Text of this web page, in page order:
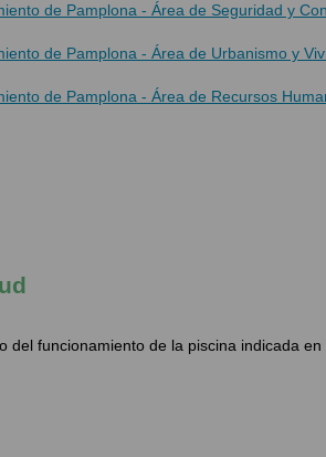
de Pamplona - Área de Seguridad y
de Pamplona - Área de Urbanismo y
de Pamplona - Área de Recursos
del funcionamiento de la piscina indicada